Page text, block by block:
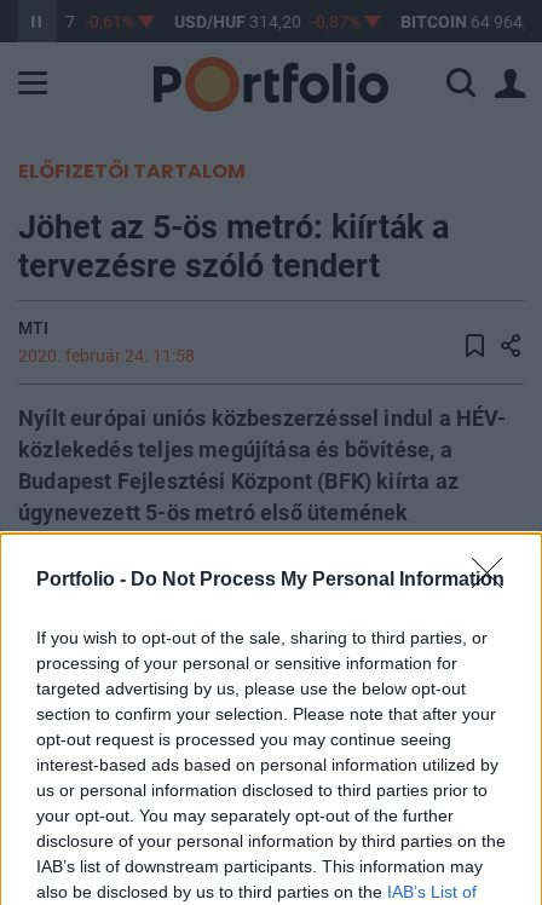
Portfolio - Do Not Process My Personal Information
If you wish to opt-out of the sale, sharing to third parties, or
processing of your personal or sensitive information for
targeted advertising by us, please use the below opt-out
section to confirm your selection. Please note that after your
opt-out request is processed you may continue seeing
interest-based ads based on personal information utilized by
us or personal information disclosed to third parties prior to
your opt-out. You may separately opt-out of the further
disclosure of your personal information by third parties on the
IAB’s list of downstream participants. This information may
also be disclosed by us to third parties on the IAB’s List of
363,17 -0,61% USD/HUF 314,20 -0,87% BITCOIN 64 964,67
ELŐFIZETŐI TARTALOM
Jöhet az 5-ös metró: kiírták a
tervezésre szóló tendert
MTI
2020. február 24. 11:58
Nyílt európai uniós közbeszerzéssel indul a HÉV-
közlekedés teljes megújítása és bővítése, a
Budapest Fejlesztési Központ (BFK) kiírta az
úgynevezett 5-ös metró első ütemének
Balázs, a Miniszterelnökség Budapest és az
hétfőn az MTI-nek.
Az államtitkár elmondta, hogy a kormány a fővárosi
önkormányzattal egyeztetve 2018 novemberében döntött
az előkészítés megkezdéséről és arról, hogy a fejlesztést a
2021 és 2027 közötti európai uniós forrásokból valósítsák
meg Budapesten és az agglomerációban. A fővárossal, az
agglomerációs településekkel, a Budapesti Közlekedési
Központtal (BKK), a MÁV-val...